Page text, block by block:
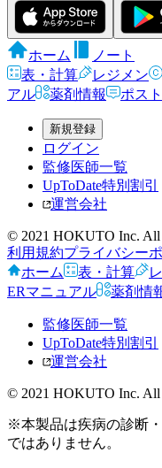
ホーム
ノート
表・計算
レジメン
アル
薬剤情報 ポスト
新規登録
ログイン
監修医師一覧
UpToDate特別割引
運営会社
© 2021 HOKUTO Inc. All
利用規約プライバシー
ホーム
表・計算
ERマニュアル
薬剤情
監修医師一覧
UpToDate特別割引
運営会社
© 2021 HOKUTO Inc. All
※本製品は疾病の診断
ではありません。